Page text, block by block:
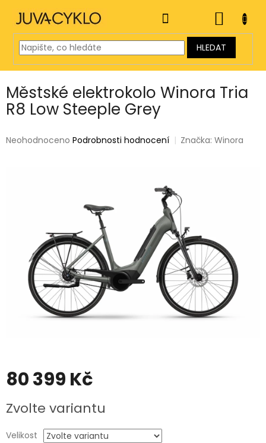
obsah
HLEDAT
KOŠÍK
Městské elektrokolo Winora Tria
R8 Low Steeple Grey
Průměrné
Neohodnoceno Podrobnosti hodnocení Značka:Winora
80 399 Kč
cena:
Zvolte variantu
Velikost